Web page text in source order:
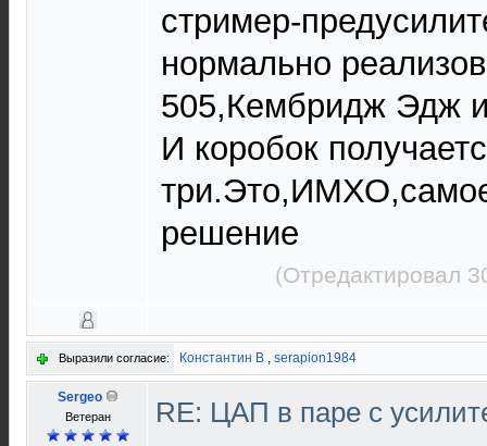
стример-
нормально
505,Кембридж Эдж
И коробок
решение
(Отредактировал
Выразили согласие: Константин В , serapion1984
Sergeo
Ветеран
RE: ЦАП в паре с